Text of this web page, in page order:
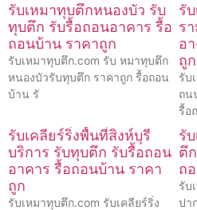
รับเหมาทุบตึกหนองบัว รับ
ทุบตึก รับรื้อถอนอาคาร รื้อ
ถอนบ้าน ราคาถูก
รับเหมาทุบตึก.com รับ หมาทุบตึก
หนองบัวรับทุบตึก ราคาถูก รื้อถอน
บ้าน รั
รั
ร
อ
ถูก
รับ
ถน
รื้อ
รับเคลียร์ริ่งพื้นที่สิงห์บุรี
บริการ รับทุบตึก รับรื้อถอน
อาคาร รื้อถอนบ้าน ราคา
ถูก
รับเหมาทุบตึก.com รับเคลียร์ริ่ง
รั
ตึ
ถ
รับ
ปา